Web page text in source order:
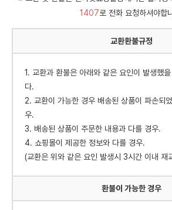
1407로 전화 요청하셔야합
교환환불규정
1. 교환과 환불은 아래와 같은 요인이 발생했
다.
2. 교환이 가능한 경우 배송된 상품이 파손되
우.
3. 배송된 상품이 주문한 내용과 다를 경우.
4. 쇼핑몰이 제공한 정보와 다를 경우.
(교환은 위와 같은 요인 발생시 3시간 이내 재
환불이 가능한 경우